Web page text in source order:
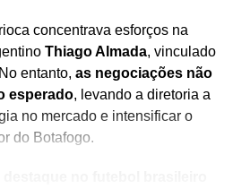
concentrava esforços na
Thiago Almada, vinculado
entanto, as negociações não
esperado, levando a diretoria a
no mercado e intensificar o
do Botafogo.